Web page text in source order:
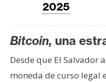
a
c
t
o
2025
Bitcoin, una
Desde que El Salvador
moneda de curso legal